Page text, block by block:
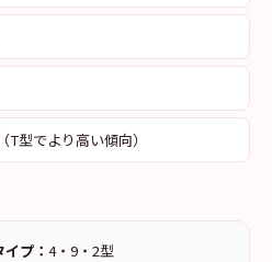
T型でより高い傾向）
プ： 4・9・2型